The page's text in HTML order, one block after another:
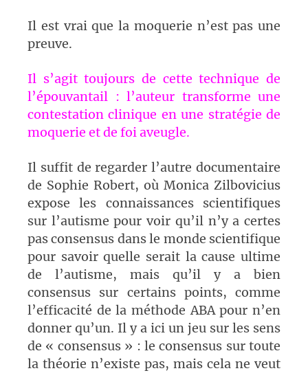
Il est vrai que la moquerie n’est pas une
preuve.
Il s’agit toujours de cette technique de
l’épouvantail : l’auteur transforme une
contestation clinique en une stratégie de
moquerie et de foi aveugle.
Il suffit de regarder l’autre documentaire
de Sophie Robert, où Monica Zilbovicius
expose les connaissances scientifiques
sur l’autisme pour voir qu’il n’y a certes
pas consensus dans le monde scientifique
pour savoir quelle serait la cause ultime
de l’autisme, mais qu’il y a bien
consensus sur certains points, comme
l’efficacité de la méthode ABA pour n’en
donner qu’un. Il y a ici un jeu sur les sens
de « consensus » : le consensus sur toute
la théorie n’existe pas, mais cela ne veut